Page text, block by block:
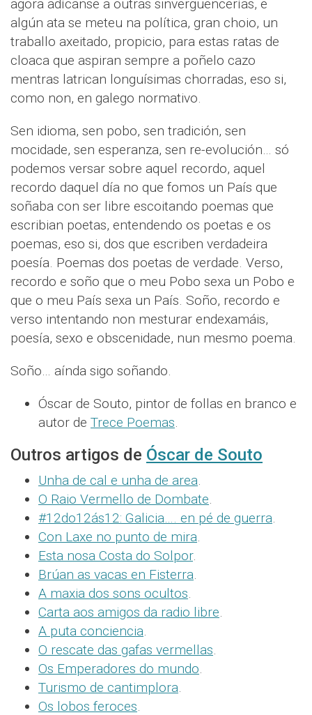
agora adícanse a outras sinvergüencerías, e
algún ata se meteu na política, gran choio, un
traballo axeitado, propicio, para estas ratas de
cloaca que aspiran sempre a poñelo cazo
mentras latrican longuísimas chorradas, eso si,
como non, en galego normativo.
Sen idioma, sen pobo, sen tradición, sen
mocidade, sen esperanza, sen re-evolución… só
podemos versar sobre aquel recordo, aquel
recordo daquel día no que fomos un País que
soñaba con ser libre escoitando poemas que
escribian poetas, entendendo os poetas e os
poemas, eso si, dos que escriben verdadeira
poesía. Poemas dos poetas de verdade. Verso,
recordo e soño que o meu Pobo sexa un Pobo e
que o meu País sexa un País. Soño, recordo e
verso intentando non mesturar endexamáis,
poesía, sexo e obscenidade, nun mesmo poema.
Soño… aínda sigo soñando.
Óscar de Souto, pintor de follas en branco e
autor de Trece Poemas.
Outros artigos de Óscar de Souto
Unha de cal e unha de area.
O Raio Vermello de Dombate.
#12do12ás12: Galicia…. en pé de guerra.
Con Laxe no punto de mira.
Esta nosa Costa do Solpor.
Brúan as vacas en Fisterra.
A maxia dos sons ocultos.
Carta aos amigos da radio libre.
A puta conciencia.
O rescate das gafas vermellas.
Os Emperadores do mundo.
Turismo de cantimplora.
Os lobos feroces.